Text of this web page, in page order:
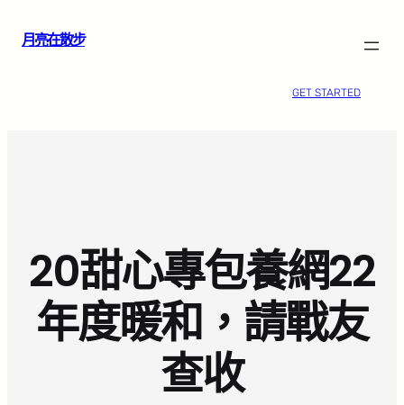
月亮在散步
GET STARTED
20甜心專包養網22
年度暖和，請戰友
查收